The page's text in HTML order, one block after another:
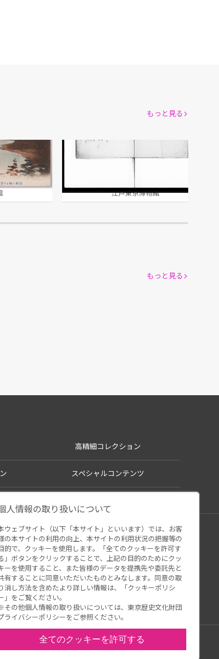
島を望む 文格
江戸東京博物館
もっと見る
もっと見る
高精細コレクション
スペシャルコンテンツ
ー ウェブアクセシビリティ 関連サイト
人情報の取り扱いについて
ウェブサイト（以下「本サイト」といいます）では、お客
の本サイトの利用の向上、本サイトの利用状況の把握等の
的で、クッキーを使用します。「全てのクッキーを許可す
」ボタンをクリックすることで、上記の目的のためにクッ
ーを使用すること、また皆様のデータを提携先や委託先と
有することに同意いただいたものとみなします。同意の取
消し方法を含めたより詳しい情報は、「 クッキーポリシ
」をご覧ください。
その他個人情報の取り扱いについては、 東京歴史文化財団
ライバシーポリシーをご参照ください。
全てのクッキーを許可する